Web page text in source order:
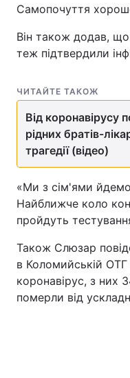
Самопочуття
Він також додав, що
теж підтвердили
ЧИТАЙТЕ ТАКОЖ
Від коронавірусу
рідних братів-
трагедії (відео)
«Ми з сім'ями
Найближче коло
пройдуть
Також Слюзар
в Коломийській
коронавірус, з них
померли від